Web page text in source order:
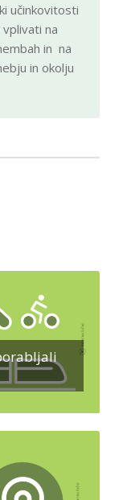
učinkovitosti
na
in na
in okolju